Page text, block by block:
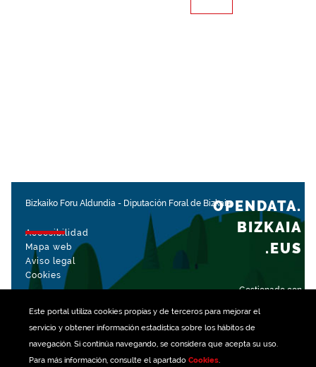
Este portal utiliza cookiespropias y de terceros para mejorar el
servicio y obtener información estadística sobre los hábitos de
navegación. Si continúa navegando, se considera que acepta su uso.
Para más información, consulte el apartado Cookies.
Bizkaiko Foru Aldundia - Diputación Foral de Bizkaia
Accesibilidad
Mapa web
Aviso legal
Cookies
Gestionado con
OPENDATA.
BIZKAIA
.EUS